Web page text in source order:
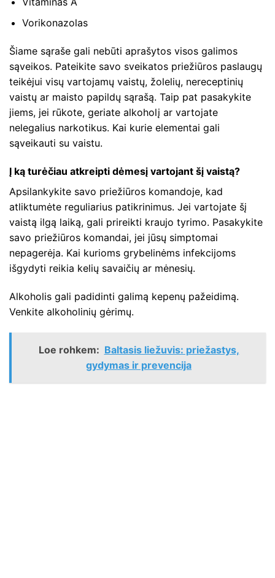
Vorikonazolas
Šiame sąraše gali nebūti aprašytos visos galimos
sąveikos. Pateikite savo sveikatos priežiūros paslaugų
teikėjui visų vartojamų vaistų, žolelių, nereceptinių
vaistų ar maisto papildų sąrašą. Taip pat pasakykite
jiems, jei rūkote, geriate alkoholį ar vartojate
nelegalius narkotikus. Kai kurie elementai gali
sąveikauti su vaistu.
Į ką turėčiau atkreipti dėmesį vartojant šį vaistą?
Apsilankykite savo priežiūros komandoje, kad
atliktumėte reguliarius patikrinimus. Jei vartojate šį
vaistą ilgą laiką, gali prireikti kraujo tyrimo. Pasakykite
savo priežiūros komandai, jei jūsų simptomai
nepagerėja. Kai kurioms grybelinėms infekcijoms
išgydyti reikia kelių savaičių ar mėnesių.
Alkoholis gali padidinti galimą kepenų pažeidimą.
Venkite alkoholinių gėrimų.
Loe rohkem: Baltasis liežuvis: priežastys,
gydymas ir prevencija